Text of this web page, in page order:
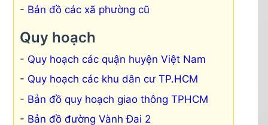
Bản đồ các xã phường cũ
Quy hoạch
Quy hoạch các quận huyện Việt Nam
Quy hoạch các khu dân cư TP.HCM
Bản đồ quy hoạch giao thông TPHCM
Bản đồ đường Vành Đai 2